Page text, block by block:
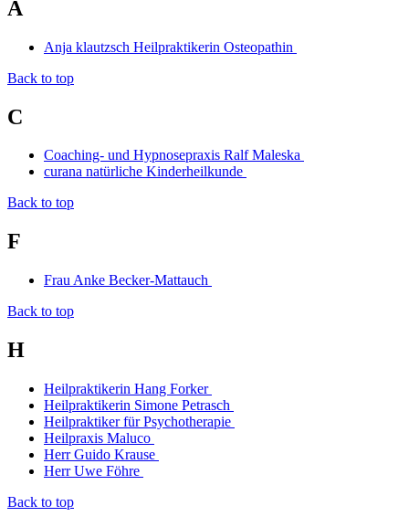
A
Anja klautzsch Heilpraktikerin Osteopathin
Back to top
C
Coaching- und Hypnosepraxis Ralf Maleska
curana natürliche Kinderheilkunde
Back to top
F
Frau Anke Becker-Mattauch
Back to top
H
Heilpraktikerin Hang Forker
Heilpraktikerin Simone Petrasch
Heilpraktiker für Psychotherapie
Heilpraxis Maluco
Herr Guido Krause
Herr Uwe Föhre
Back to top